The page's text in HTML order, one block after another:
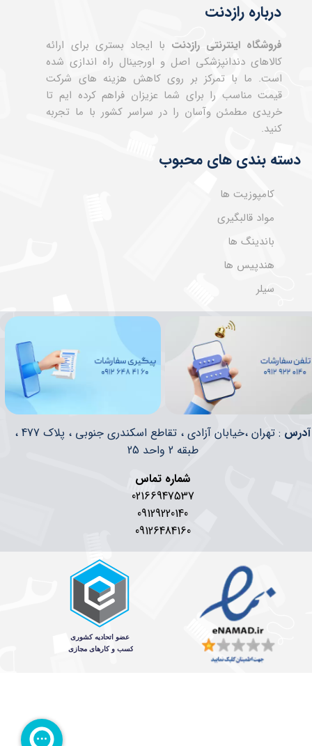
درباره رازدنت
فروشگاه اینترنتی رازدنت با ایجاد بستری برای ارائه
کالاهای دندانپزشکی اصل و اورجینال راه اندازی شده
است. ما با تمرکز بر روی کاهش هزینه های شرکت
قیمت مناسب را برای شما عزیزان فراهم کرده ایم تا
خریدی مطمئن وآسان را در سراسر کشور با ما تجربه
کنید.
دسته بندی های محبوب
کامپوزیت ها
مواد قالبگیری
باندینگ ها
هندپیس ها
سیلر
​​آدرس
: تهران ،خیابان آزادی ، تقاطع اسکندری جنوبی ، پلاک 477 ،
طبقه 2 واحد 25
شماره تماس
02166947537
09129220140
09126484160